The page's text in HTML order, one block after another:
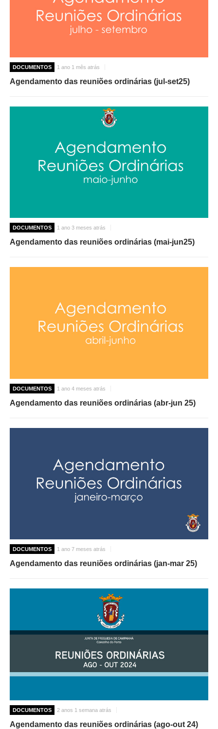
DOCUMENTOS 1 ano 1 mês atrás
Agendamento das reuniões ordinárias (jul-set25)
DOCUMENTOS 1 ano 3 meses atrás
Agendamento das reuniões ordinárias (mai-jun25)
DOCUMENTOS 1 ano 4 meses atrás
Agendamento das reuniões ordinárias (abr-jun 25)
DOCUMENTOS 1 ano 7 meses atrás
Agendamento das reuniões ordinárias (jan-mar 25)
DOCUMENTOS 2 anos 1 semana atrás
Agendamento das reuniões ordinárias (ago-out 24)